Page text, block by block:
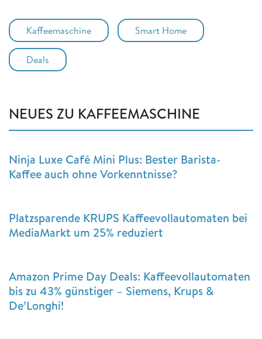
Kaffeemaschine Smart Home
Deals
NEUES ZU KAFFEEMASCHINE
Ninja Luxe Café Mini Plus: Bester Barista-
Kaffee auch ohne Vorkenntnisse?
Platzsparende KRUPS Kaffeevollautomaten bei
MediaMarkt um 25% reduziert
Amazon Prime Day Deals: Kaffeevollautomaten
bis zu 43% günstiger – Siemens, Krups &
De’Longhi!